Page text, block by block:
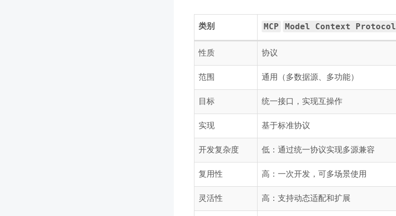
类别 MCP Model Context Protocol
性质 协议
范围 通用（多数据源、多功能）
目标 统一接口，实现互操作
实现 基于标准协议
开发复杂度 低：通过统一协议实现多源兼容
复用性 高：一次开发，可多场景使用
灵活性 高：支持动态适配和扩展